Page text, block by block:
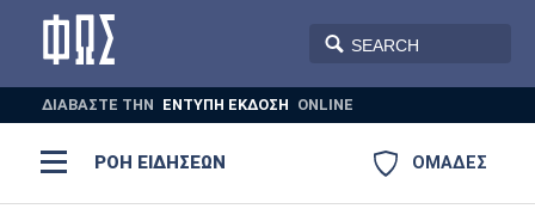
ΔΙΑΒΑΣΤΕ THN ΕΝΤΥΠΗ ΕΚΔΟΣΗ ONLINE
ΟΜΑΔΕΣ
ΡΟΗ ΕΙΔΗΣΕΩΝ